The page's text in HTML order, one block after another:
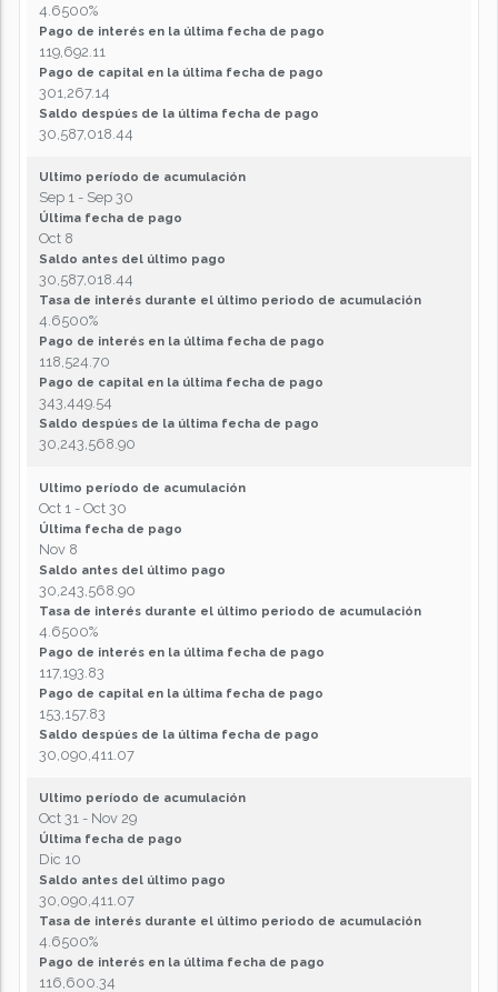
4.6500%
Pago de interés en la última fecha de pago
119,692.11
Pago de capital en la última fecha de pago
301,267.14
Saldo despúes de la última fecha de pago
30,587,018.44
Ultimo período de acumulación
Sep 1 - Sep 30
Última fecha de pago
Oct 8
Saldo antes del último pago
30,587,018.44
Tasa de interés durante el último periodo de acumulación
4.6500%
Pago de interés en la última fecha de pago
118,524.70
Pago de capital en la última fecha de pago
343,449.54
Saldo despúes de la última fecha de pago
30,243,568.90
Ultimo período de acumulación
Oct 1 - Oct 30
Última fecha de pago
Nov 8
Saldo antes del último pago
30,243,568.90
Tasa de interés durante el último periodo de acumulación
4.6500%
Pago de interés en la última fecha de pago
117,193.83
Pago de capital en la última fecha de pago
153,157.83
Saldo despúes de la última fecha de pago
30,090,411.07
Ultimo período de acumulación
Oct 31 - Nov 29
Última fecha de pago
Dic 10
Saldo antes del último pago
30,090,411.07
Tasa de interés durante el último periodo de acumulación
4.6500%
Pago de interés en la última fecha de pago
116,600.34